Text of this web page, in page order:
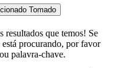
Tomado
resultados que temos! Se
procurando, por favor
palavra-chave.